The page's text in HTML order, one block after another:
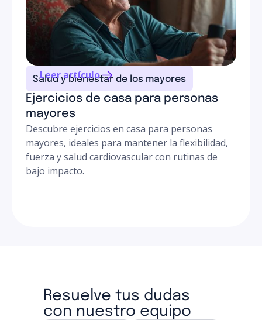
Salud y bienestar de los mayores
Ejercicios de casa para personas
mayores
Descubre ejercicios en casa para personas
mayores, ideales para mantener la flexibilidad,
fuerza y salud cardiovascular con rutinas de
bajo impacto.
Leer artículo
Resuelve tus dudas
con nuestro equipo